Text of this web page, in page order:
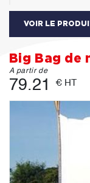
VOIR LE
Big Bag de
A partir de
79.21 € HT